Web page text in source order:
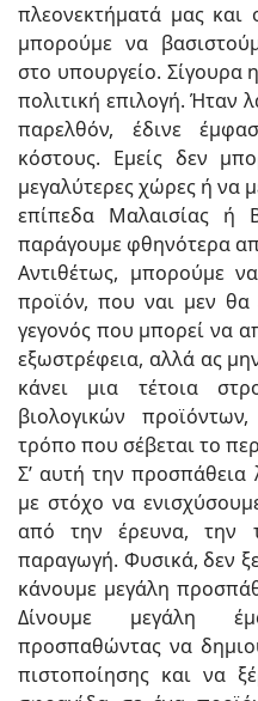
πλεονεκτήματά μας και
μπορούμε να
στο υπουργείο. Σίγουρα
πολιτική επιλογή. Ήταν
παρελθόν, έδινε
κόστους. Εμείς δεν
μεγαλύτερες χώρες ή να
επίπεδα Μαλαισίας ή
παράγουμε φθηνότερα
Αντιθέτως, μπορούμε
προϊόν, που ναι μεν θα
γεγονός που μπορεί να
εξωστρέφεια, αλλά ας
κάνει μια τέτοια
βιολογικών
τρόπο που σέβεται το
Σ’ αυτή την προσπάθεια
με στόχο να
από την έρευνα, την
παραγωγή. Φυσικά, δεν
κάνουμε μεγάλη
Δίνουμε μεγάλη
προσπαθώντας να
πιστοποίησης και να